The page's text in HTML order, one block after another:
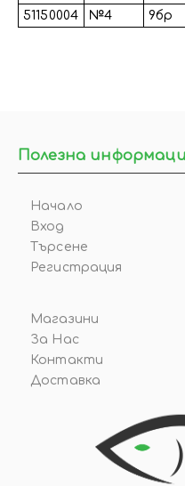
51150004
№4 9бр
Полезна
Начало
Вход
Търсене
Регистрация
Магазини
За Нас
Контакти
Доставка